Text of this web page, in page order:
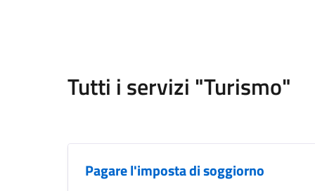
Tutti i servizi "Turismo"
Pagare l'imposta di soggiorno